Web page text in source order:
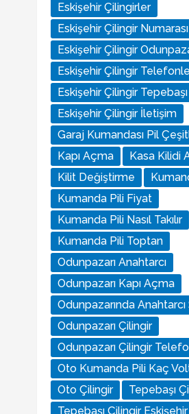
Eskişehir Çilingirler
Eskişehir Çilingir Numarası
Eskişehir Çilingir
Eskişehir Çilingir
Eskişehir Çilingir Tepebaşı
Eskişehir Çilingir İletişim
Garaj Kumandası Pil
Kapı Açma
Kasa Kilidi
Kilit Değiştirme
Kumanda Pili Fiyat
Kumanda Pili Nasıl Takılır
Kumanda Pili Toptan
Odunpazarı Anahtarcı
Odunpazarı Kapı Açma
Odunpazarında Anahtarcı
Odunpazarı Çilingir
Odunpazarı Çilingir
Oto Kumanda Pili Kaç
Oto Çilingir
Tepebaşı
Tepebaşı Çilingir Eskişehir